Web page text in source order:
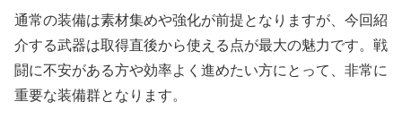
通常の装備は素材集めや強化が前提となりますが、今回紹
介する武器は取得直後から使える点が最大の魅力です。戦
闘に不安がある方や効率よく進めたい方にとって、非常に
重要な装備群となります。